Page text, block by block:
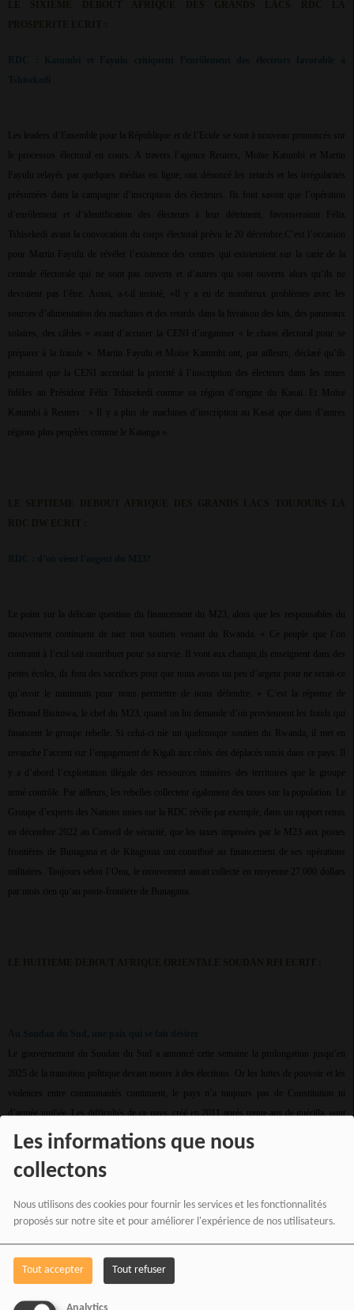
Les informations que nous
collectons
Nous utilisons des cookies pour fournir les services et les fonctionnalités
proposés sur notre site et pour améliorer l'expérience de nos utilisateurs.
Tout accepter Tout refuser
Les leaders d’Ensemble pour la République et de l’Ecide se sont à nouveau prononcés sur
le processus électoral en cours. A travers l’agence Reuters, Moïse Katumbi et Martin
Fayulu relayés par quelques médias en ligne, ont dénoncé les retards et les irrégularités
présumées dans la campagne d’inscription des électeurs. Ils font savoir que l’opération
d’enrôlement et d’identification des électeurs à leur détriment, favoriseraient Félix
Tshisekedi avant la convocation du corps électoral prévu le 20 décembre.C’est l’occasion
pour Martin Fayulu de révéler l’existence des centres qui existeraient sur la carte de la
centrale électorale qui ne sont pas ouverts et d’autres qui sont ouverts alors qu’ils ne
devraient pas l’être. Aussi, a-t-il insisté, «Il y a eu de nombreux problèmes avec les
sources d’alimentation des machines et des retards dans la livraison des kits, des panneaux
solaires, des câbles » avant d’accuser la CENI d’organiser « le chaos électoral pour se
préparer à la fraude ». Martin Fayulu et Moïse Katumbi ont, par ailleurs, déclaré qu’ils
pensaient que la CENI accordait la priorité à l’inscription des électeurs dans les zones
fidèles au Président Félix Tshisekedi comme sa région d’origine du Kasaï. Et Moïse
Katumbi à Reuters : » Il y a plus de machines d’inscription au Kasaï que dans d’autres
régions plus peuplées comme le Katanga ».
Le point sur la délicate question du financement du M23, alors que les responsables du
mouvement continuent de nier tout soutien venant du Rwanda. « Ce peuple que l’on
contraint à l’exil sait contribuer pour sa survie. Il vont aux champs,ils enseignent dans des
peites écoles, ils font des sacrifices pour que nous ayons un peu d’argent pour ne serait-ce
qu’avoir le minimum pour nous permettre de nous défendre. » C’est la réponse de
Bertrand Bisimwa, le chef du M23, quand on lui demande d’où proviennent les fonds qui
financent le groupe rebelle. Si celui-ci nie un quelconque soutien du Rwanda, il met en
revanche l’accent sur l’engagement de Kigali aux côtés des déplacés tutsis dans ce pays. Il
y a d’abord l’exploitation illégale des ressources minières des territoires que le groupe
armé contrôle. Par ailleurs, les rebelles collectent également des taxes sur la population. Le
Groupe d’experts des Nations unies sur la RDC révèle par exemple, dans un rapport remis
en décembre 2022 au Conseil de sécurité, que les taxes imposées par le M23 aux postes
frontières de Bunagana et de Kitagoma ont contribué au financement de ses opérations
militaires. Toujours selon l’Onu, le mouvement aurait collecté en moyenne 27.000 dollars
par mois rien qu’au poste-frontière de Bunagana.
Le gouvernement du Soudan du Sud a annoncé cette semaine la prolongation jusqu’en
2025 de la transition politique devant mener à des élections. Or les luttes de pouvoir et les
violences entre communautés continuent, le pays n’a toujours pas de Constitution ni
d’armée unifiée. Les difficultés de ce pays, créé en 2011 après trente ans de guérilla, sont
encore très nombreuses. La paix est encore « insaisissable », déclarait même le premier
vice-président du pays, l’ancien rebelle Riek Machar, au début du mois. Le frein principal
à la normalisation de la situation, pour lui, c’est la lenteur de la mise en œuvre de l’accord
indépendance qui n’avait que deux ans. En début de semaine, plusieurs ministres ont bien
Canterbury et le modérateur de l’église d’Écosse, au début du mois, a bien sermonné les